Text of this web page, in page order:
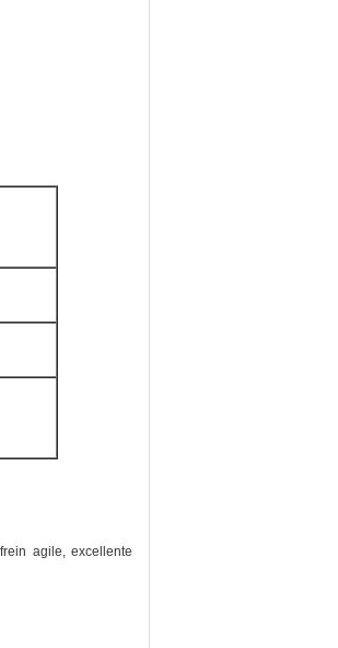
agile, excellente